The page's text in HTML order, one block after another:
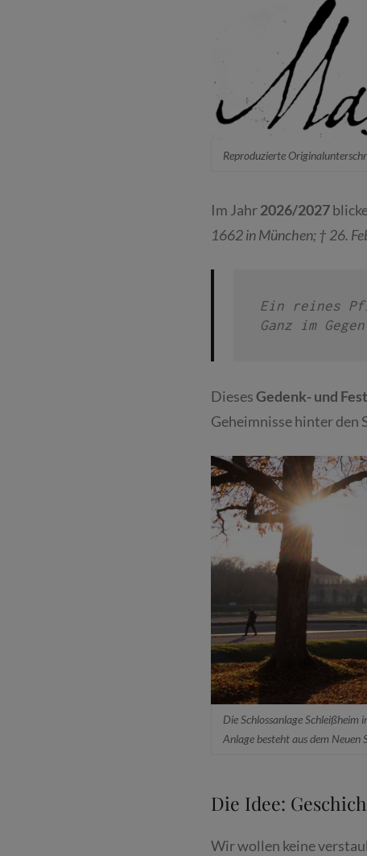
Reproduzierte
Im Jahr2026/2027
1662 in München; † 26.
Ein reines
Ganz im
DiesesGedenk- und
Geheimnisse hinter den
Die Schlossanlage
Anlage besteht aus dem Neuen
Die Idee:
Wir wollen keine